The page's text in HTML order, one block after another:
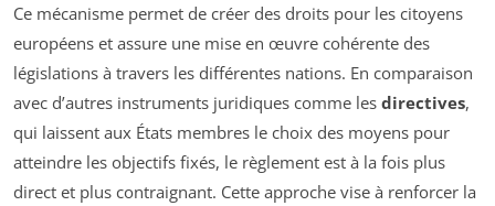
Ce mécanisme permet de créer des droits pour les citoyens
européens et assure une mise en œuvre cohérente des
législations à travers les différentes nations. En comparaison
avec d’autres instruments juridiques comme les directives,
qui laissent aux États membres le choix des moyens pour
atteindre les objectifs fixés, le règlement est à la fois plus
direct et plus contraignant. Cette approche vise à renforcer la